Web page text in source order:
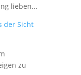
lieben...
der Sicht
zu